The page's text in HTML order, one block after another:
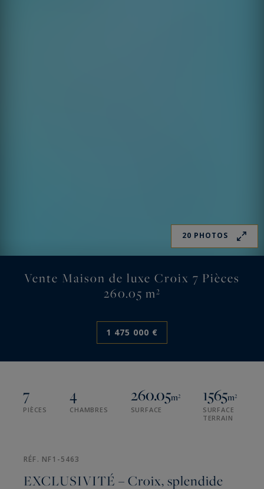
20 PHOTOS
Vente Maison de luxe Croix 7 Pièces
260.05 m²
1 475 000 €
7
PIÈCES
4
CHAMBRES
260.05m²
SURFACE
1565m²
SURFACE
TERRAIN
RÉF. NF1-5463
EXCLUSIVITÉ – Croix, splendide